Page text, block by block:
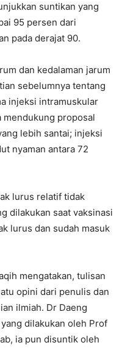
suntikan yang
95 persen dari
pada derajat 90.
dan kedalaman jarum
sebelumnya tentang
injeksi intramuskular
proposal
lebih santai; injeksi
nyaman antara 72
lurus relatif tidak
dilakukan saat vaksinasi
lurus dan sudah masuk
mengatakan, tulisan
opini dari penulis dan
ilmiah. Dr Daeng
dilakukan oleh Prof
ia pun disuntik oleh